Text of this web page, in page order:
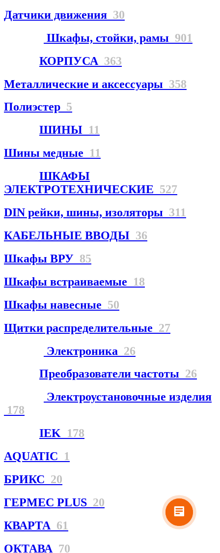
Датчики движения 30
Шкафы, стойки, рамы 901
КОРПУСА 363
Металлические и аксессуары 358
Полиэстер 5
ШИНЫ 11
Шины медные 11
ШКАФЫ
ЭЛЕКТРОТЕХНИЧЕСКИЕ 527
DIN рейки, шины, изоляторы 311
КАБЕЛЬНЫЕ ВВОДЫ 36
Шкафы ВРУ 85
Шкафы встраиваемые 18
Шкафы навесные 50
Щитки распределительные 27
Электроника 26
Преобразователи частоты 26
Электроустановочные изделия
178
IEK 178
AQUATIC 1
БРИКС 20
ГЕРМЕС PLUS 20
КВАРТА 61
ОКТАВА 70